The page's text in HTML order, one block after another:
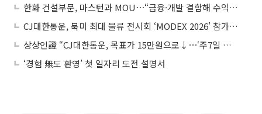
한화 건설부문, 마스턴과 MOU⋯“금융·개발 결합해 수익성 높인다”
CJ대한통운, 북미 최대 물류 전시회 ‘MODEX 2026’ 참가 “북미 시장 공략”
상상인證 “CJ대한통운, 목표가 15만원으로↓⋯‘주7일 배송’ 점유율 확대는 긍정적”
‘경험 無도 환영’ 첫 일자리 도전 설명서